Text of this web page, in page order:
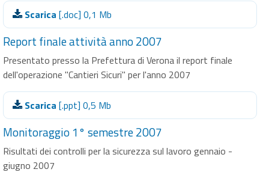
Scarica [.doc] 0,1 Mb
Report finale attività anno 2007
Presentato presso la Prefettura di Verona il report finale
dell'operazione "Cantieri Sicuri" per l'anno 2007
Scarica [.ppt] 0,5 Mb
Monitoraggio 1° semestre 2007
Risultati dei controlli per la sicurezza sul lavoro gennaio -
giugno 2007